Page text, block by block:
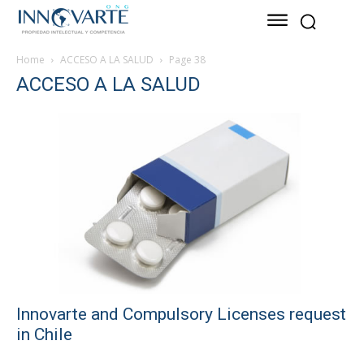
Home ACCESO A LA SALUD Page 38
ACCESO A LA SALUD
Innovarte and Compulsory Licenses request
in Chile